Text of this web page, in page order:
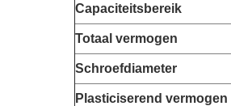
Capaciteitsbereik
Totaal vermogen
Schroefdiameter
Plasticiserend vermogen